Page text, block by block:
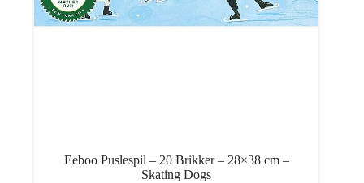
Eeboo Puslespil – 20 Brikker – 28×38 cm –
Skating Dogs